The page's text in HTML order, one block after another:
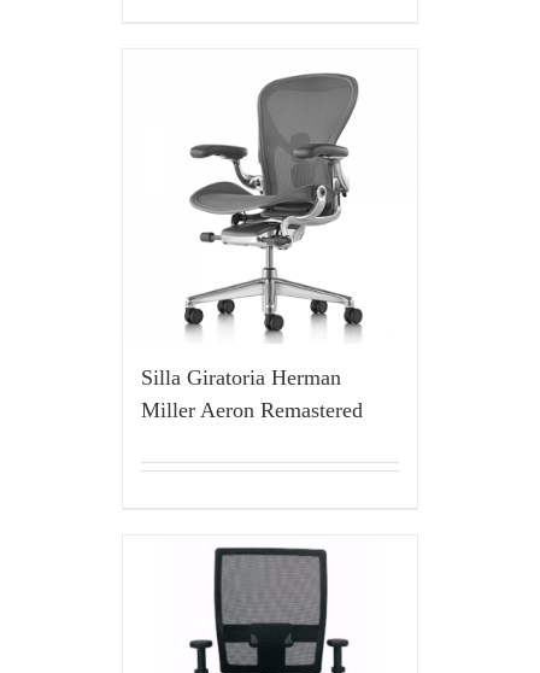
Silla Giratoria Herman
Miller Aeron Remastered